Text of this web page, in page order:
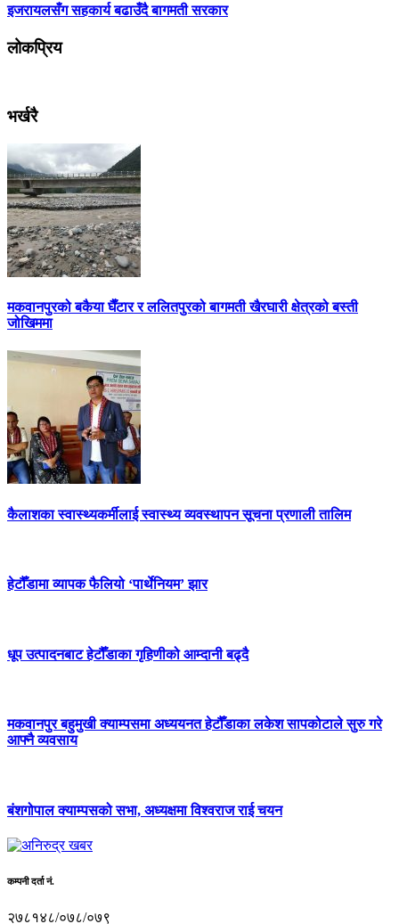
इजरायलसँग सहकार्य बढाउँदै बागमती सरकार
लोकप्रिय
भर्खरै
मकवानपुरको बकैया घैँटार र ललितपुरको बागमती खैरघारी क्षेत्रको बस्ती
जोखिममा
कैलाशका स्वास्थ्यकर्मीलाई स्वास्थ्य व्यवस्थापन सूचना प्रणाली तालिम
हेटौँडामा व्यापक फैलियो ‘पार्थेनियम’ झार
धूप उत्पादनबाट हेटौँडाका गृहिणीको आम्दानी बढ्दै
मकवानपुर बहुमुखी क्याम्पसमा अध्ययनत हेटौँडाका लकेश सापकोटाले सुरु गरे
आफ्नै व्यवसाय
बंशगोपाल क्याम्पसको सभा, अध्यक्षमा विश्वराज राई चयन
कम्पनी दर्ता नं.
२७८१४८/०७८/०७९